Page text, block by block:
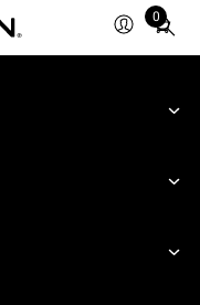
0
Total
items
cart: